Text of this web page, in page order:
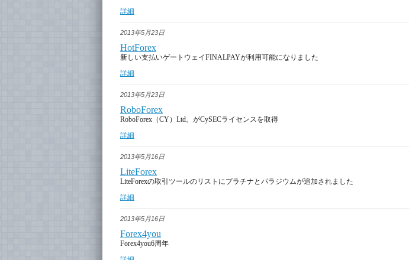
詳細
2013年5月23日
HotForex
新しい支払いゲートウェイFINALPAYが利用可能になりました
詳細
2013年5月23日
RoboForex
RoboForex（CY）Ltd。がCySECライセンスを取得
詳細
2013年5月16日
LiteForex
LiteForexの取引ツールのリストにプラチナとパラジウムが追加されました
詳細
2013年5月16日
Forex4you
Forex4you6周年